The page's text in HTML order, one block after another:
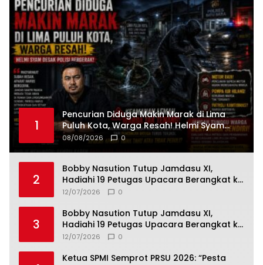
1
Pencurian Diduga Makin Marak di Lima
Puluh Kota, Warga Resah! Helmi Syam
Desak Polisi Bergerak
08/08/2026 0
2
Bobby Nasution Tutup Jamdasu XI,
Hadiahi 19 Petugas Upacara Berangkat ke
Jamnas 2026
12/07/2026 0
3
Bobby Nasution Tutup Jamdasu XI,
Hadiahi 19 Petugas Upacara Berangkat ke
Jamnas 2026
12/07/2026 0
Ketua SPMI Semprot PRSU 2026: “Pesta